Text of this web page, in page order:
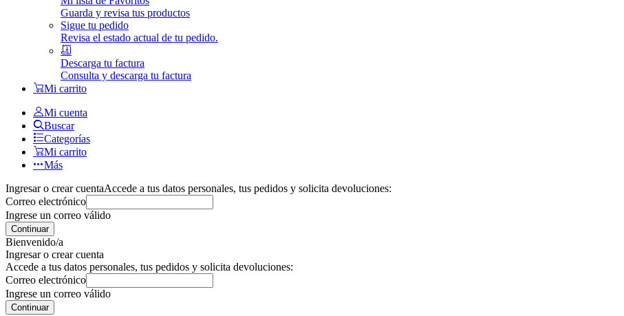
Guarda y revisa tus productos
Sigue tu pedido
Revisa el estado actual de tu pedido.
Descarga tu factura
Consulta y descarga tu factura
Mi carrito
Mi cuenta
Buscar
Categorías
Mi carrito
Más
Ingresar o crear cuentaAccede a tus datos personales, tus pedidos y solicita devoluciones:
Correo electrónico
Ingrese un correo válido
Continuar
Bienvenido/a
Ingresar o crear cuenta
Accede a tus datos personales, tus pedidos y solicita devoluciones:
Correo electrónico
Ingrese un correo válido
Continuar